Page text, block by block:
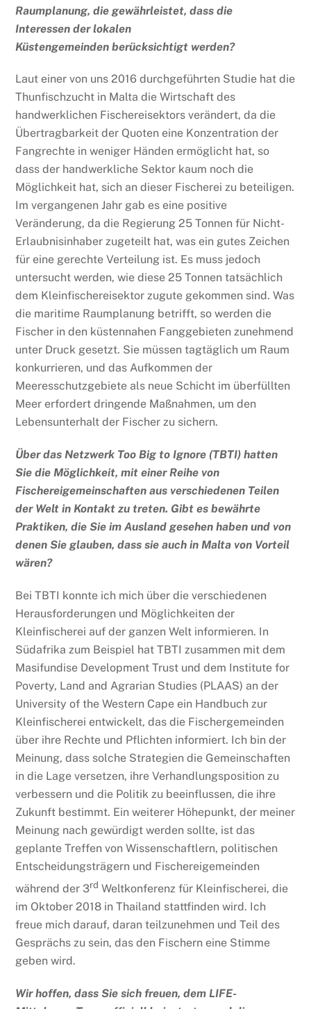
Raumplanung, diegewährleistet, dass die
Interessen der lokalen
Küstengemeindenberücksichtigt werden?
Laut einer von uns 2016 durchgeführten Studie hat die
Thunfischzucht in Malta die Wirtschaft des
handwerklichen Fischereisektors verändert, da die
Übertragbarkeit der Quoten eine Konzentration der
Fangrechte in weniger Händen ermöglicht hat, so
dass der handwerkliche Sektor kaum noch die
Möglichkeit hat, sich an dieser Fischerei zu beteiligen.
Im vergangenen Jahr gab es eine positive
Veränderung, da die Regierung 25 Tonnen für Nicht-
Erlaubnisinhaber zugeteilt hat, was ein gutes Zeichen
für eine gerechte Verteilung ist. Es muss jedoch
untersucht werden, wie diese 25 Tonnen tatsächlich
dem Kleinfischereisektor zugute gekommen sind. Was
die maritime Raumplanung betrifft, so werden die
Fischer in den küstennahen Fanggebieten zunehmend
unter Druck gesetzt. Sie müssen tagtäglich um Raum
konkurrieren, und das Aufkommen der
Meeresschutzgebiete als neue Schicht im überfüllten
Meer erfordert dringende Maßnahmen, um den
Lebensunterhalt der Fischer zu sichern.
Über das Netzwerk Too Big to Ignore (TBTI) hatten
Sie die Möglichkeit, mit einer Reihe von
Fischereigemeinschaften aus verschiedenen Teilen
der Welt in Kontakt zu treten. Gibt es bewährte
Praktiken, die Sie im Ausland gesehen haben und von
denen Sie glauben, dass sie auch in Malta von Vorteil
wären?
Bei TBTI konnte ich mich über die verschiedenen
Herausforderungen und Möglichkeiten der
Kleinfischerei auf der ganzen Welt informieren. In
Südafrika zum Beispiel hat TBTI zusammen mit dem
Masifundise Development Trust und dem Institute for
Poverty, Land and Agrarian Studies (PLAAS) an der
University of the Western Cape ein Handbuch zur
Kleinfischerei entwickelt, das die Fischergemeinden
über ihre Rechte und Pflichten informiert. Ich bin der
Meinung, dass solche Strategien die Gemeinschaften
in die Lage versetzen, ihre Verhandlungsposition zu
verbessern und die Politik zu beeinflussen, die ihre
Zukunft bestimmt. Ein weiterer Höhepunkt, der meiner
Meinung nach gewürdigt werden sollte, ist das
geplante Treffen von Wissenschaftlern, politischen
Entscheidungsträgern und Fischereigemeinden
während der 3rd Weltkonferenz für Kleinfischerei, die
im Oktober 2018 in Thailand stattfinden wird. Ich
freue mich darauf, daran teilzunehmen und Teil des
Gesprächs zu sein, das den Fischern eine Stimme
geben wird.
Wir hoffen, dass Sie sich freuen, dem LIFE-